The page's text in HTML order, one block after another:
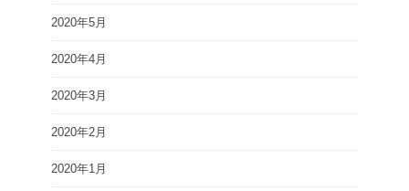
2020年5月
2020年4月
2020年3月
2020年2月
2020年1月